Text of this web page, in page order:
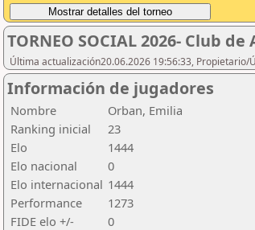
TORNEO SOCIAL 2026- Club
Última actualización20.06.2026 19:56:33, Propietario/
Información de jugadores
Nombre
Orban, Emilia
Ranking inicial
23
Elo
1444
Elo nacional
0
Elo internacional 1444
Performance
1273
FIDE elo +/-
0